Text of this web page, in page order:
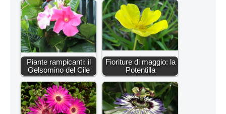
Piante rampicanti: il
Gelsomino del Cile
Fioriture di maggio: la
Potentilla